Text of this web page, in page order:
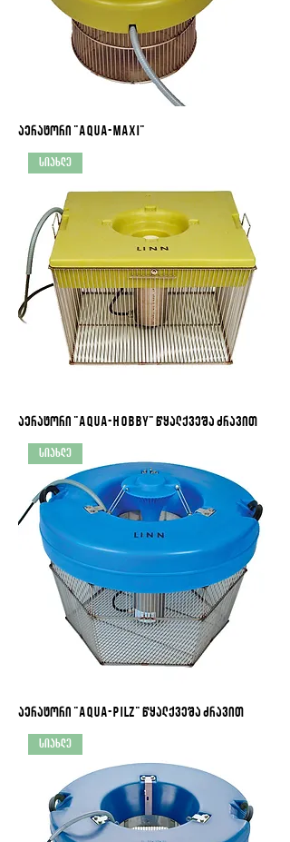
აერატორი "Aqua-maxi"
სიახლე
აერატორი "Aqua-Hobby" წყალქვეშა ძრავით
სიახლე
აერატორი "Aqua-Pilz" წყალქვეშა ძრავით
სიახლე